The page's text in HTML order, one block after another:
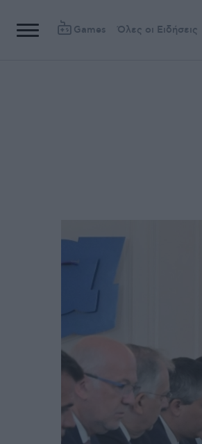
Games Όλες οι Ειδήσεις